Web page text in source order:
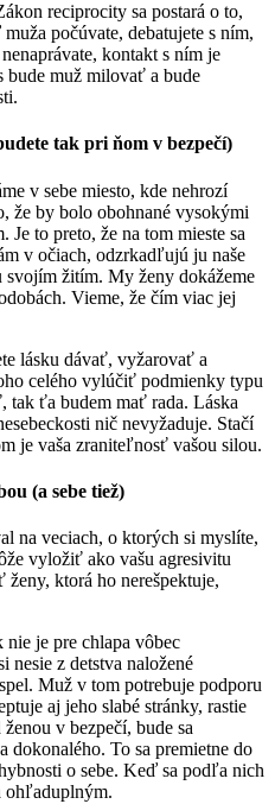
reciprocity sa postará o to,
počúvate, debatujete s ním,
kontakt s ním je
bude muž milovať a bude
tak pri ňom v bezpečí)
v sebe miesto, kde nehrozí
že by bolo obohnané vysokými
Je to preto, že na tom mieste sa
v očiach, odzrkadľujú ju naše
svojím žitím. My ženy dokážeme
Vieme, že čím viac jej
lásku dávať, vyžarovať a
celého vylúčiť podmienky typu
tak ťa budem mať rada. Láska
nič nevyžaduje. Stačí
je vaša zraniteľnosť vašou silou.
(a sebe tiež)
na veciach, o ktorých si myslíte,
vyložiť ako vašu agresivitu
ktorá ho nerešpektuje,
je pre chlapa vôbec
z detstva naložené
Muž v tom potrebuje podporu
aj jeho slabé stránky, rastie
v bezpečí, bude sa
dokonalého. To sa premietne do
o sebe. Keď sa podľa nich
ohľaduplným.